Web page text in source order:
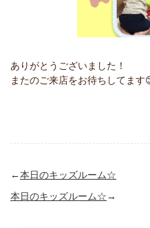
ありがとうございました！
またのご来店をお待ちしてます
←本日のキッズルーム☆
本日のキッズルーム☆→